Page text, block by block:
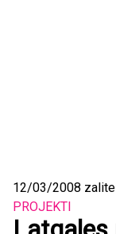
12/03/2008 zalite
PROJEKTI